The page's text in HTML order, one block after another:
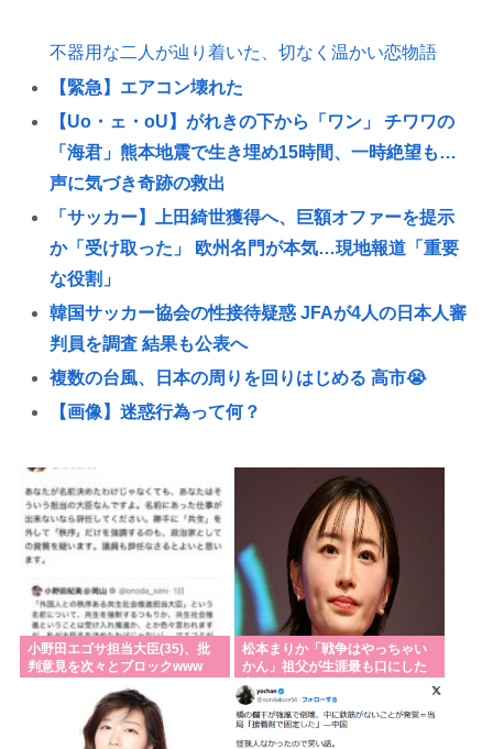
不器用な二人が辿り着いた、切なく温かい恋物語
【緊急】エアコン壊れた
【Uo・ェ・oU】がれきの下から「ワン」 チワワの
「海君」熊本地震で生き埋め15時間、一時絶望も…
声に気づき奇跡の救出
「サッカー】上田綺世獲得へ、巨額オファーを提示
か「受け取った」 欧州名門が本気…現地報道「重要
な役割」
韓国サッカー協会の性接待疑惑 JFAが4人の日本人審
判員を調査 結果も公表へ
複数の台風、日本の周りを回りはじめる 高市😭
【画像】迷惑行為って何？
【サッカー】日本代表MF佐野航大、オランダ王者
PSV加入が正式決定！ NEC史上最高額の移籍、最大
約31億円か、5年契約を締結
高市の無責任減税反対派の自民党議員、案の定いつ
ものまともなメンツだったwww
さいばんちょー「ジャンポケはキスとフェラしたか
ら懲役7年！執行猶予なし！」←殺人並みに重くて草
高市政権の消費税減税に反対している9人の自民党議
員が全て判明www
小野田エゴサ担当大臣(35)、批
判意見を次々とブロックwww
松本まりか「戦争はやっちゃい
かん」祖父が生涯最も口にした
言葉を紹介 平和への思いをつづ
る